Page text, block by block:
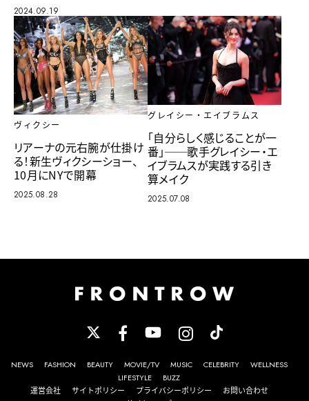
2024.09.19
ヴィクシー
リアーナの元右腕が仕掛け
る！新生ヴィクシーショー、
10月にNYで開幕
2025.08.28
グレイシー・エイブラムス
「自分らしく感じることが一
番」──歌手グレイシー・エ
イブラムスが実践する引き
算メイク
2025.07.08
NEWS FASHION BEAUTY MOVIE/TV MUSIC CELEBRITY
WELLNESS
LIFESTYLE
BUZZ
運営会社
サイトポリシー プライバシーポリシー
お問い合わせ